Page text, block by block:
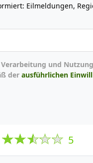
Eilmeldungen,
der ausführlichen
5